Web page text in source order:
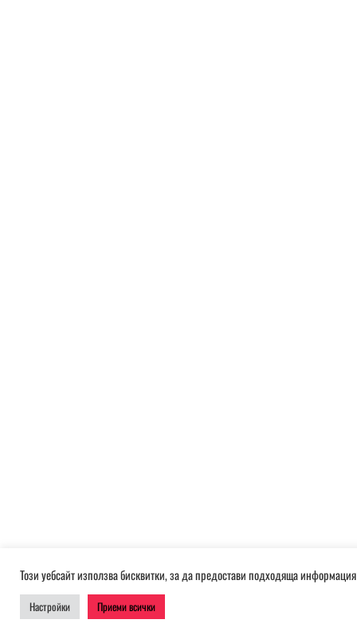
Този уебсайт използва бисквитки, за да предостави подходяща
Настройки Приеми всички